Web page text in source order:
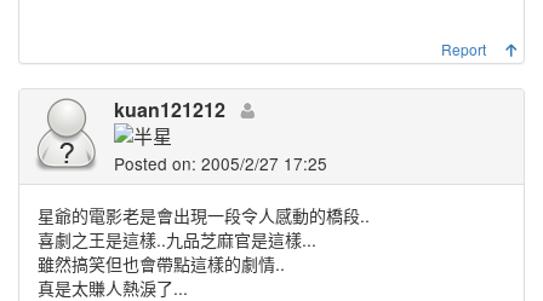
Report
kuan121212
Posted on: 2005/2/27 17:25
星爺的電影老是會出現一段令人感動的橋段..
喜劇之王是這樣..九品芝麻官是這樣...
雖然搞笑但也會帶點這樣的劇情..
真是太賺人熱淚了...